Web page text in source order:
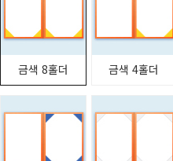
금색 8홀더 금색 4홀더